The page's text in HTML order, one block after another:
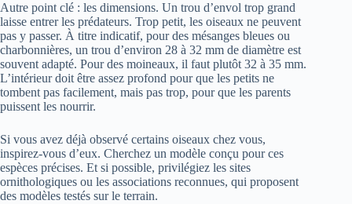
Autre point clé : les dimensions. Un trou d’envol trop grand
laisse entrer les prédateurs. Trop petit, les oiseaux ne peuvent
pas y passer. À titre indicatif, pour des mésanges bleues ou
charbonnières, un trou d’environ 28 à 32 mm de diamètre est
souvent adapté. Pour des moineaux, il faut plutôt 32 à 35 mm.
L’intérieur doit être assez profond pour que les petits ne
tombent pas facilement, mais pas trop, pour que les parents
puissent les nourrir.
Si vous avez déjà observé certains oiseaux chez vous,
inspirez-vous d’eux. Cherchez un modèle conçu pour ces
espèces précises. Et si possible, privilégiez les sites
ornithologiques ou les associations reconnues, qui proposent
des modèles testés sur le terrain.